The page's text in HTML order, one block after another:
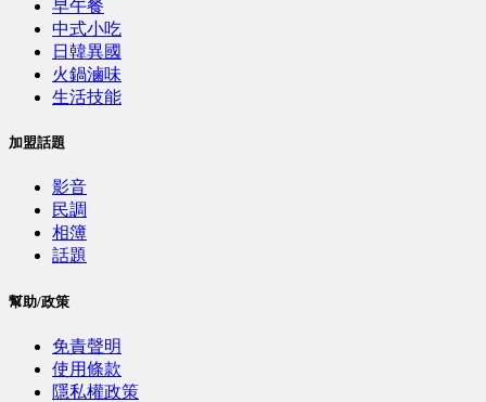
早午餐
中式小吃
日韓異國
火鍋滷味
生活技能
加盟話題
影音
民調
相簿
話題
幫助/政策
免責聲明
使用條款
隱私權政策